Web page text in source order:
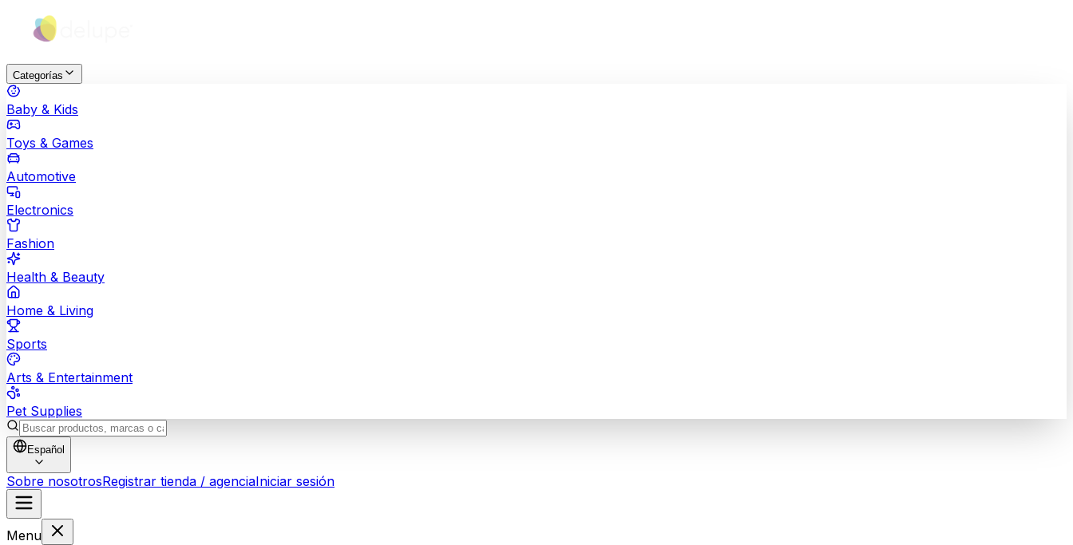
Categorías
Baby & Kids
Toys & Games
Automotive
Electronics
Fashion
Health & Beauty
Home & Living
Sports
Arts & Entertainment
Pet Supplies
Español
Sobre nosotrosRegistrar tienda / agenciaIniciar sesión
Menu